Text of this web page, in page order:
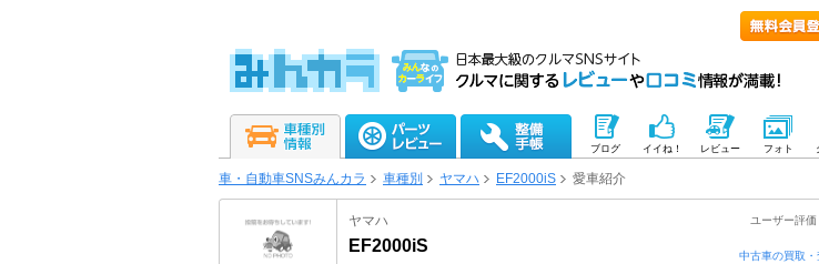
ブログ イイね！ レビュー フォト
車・自動車SNSみんカラ 車種別 ヤマハ EF2000iS 愛車紹介
ユーザー評価
ヤマハ
EF2000iS
中古車の買取